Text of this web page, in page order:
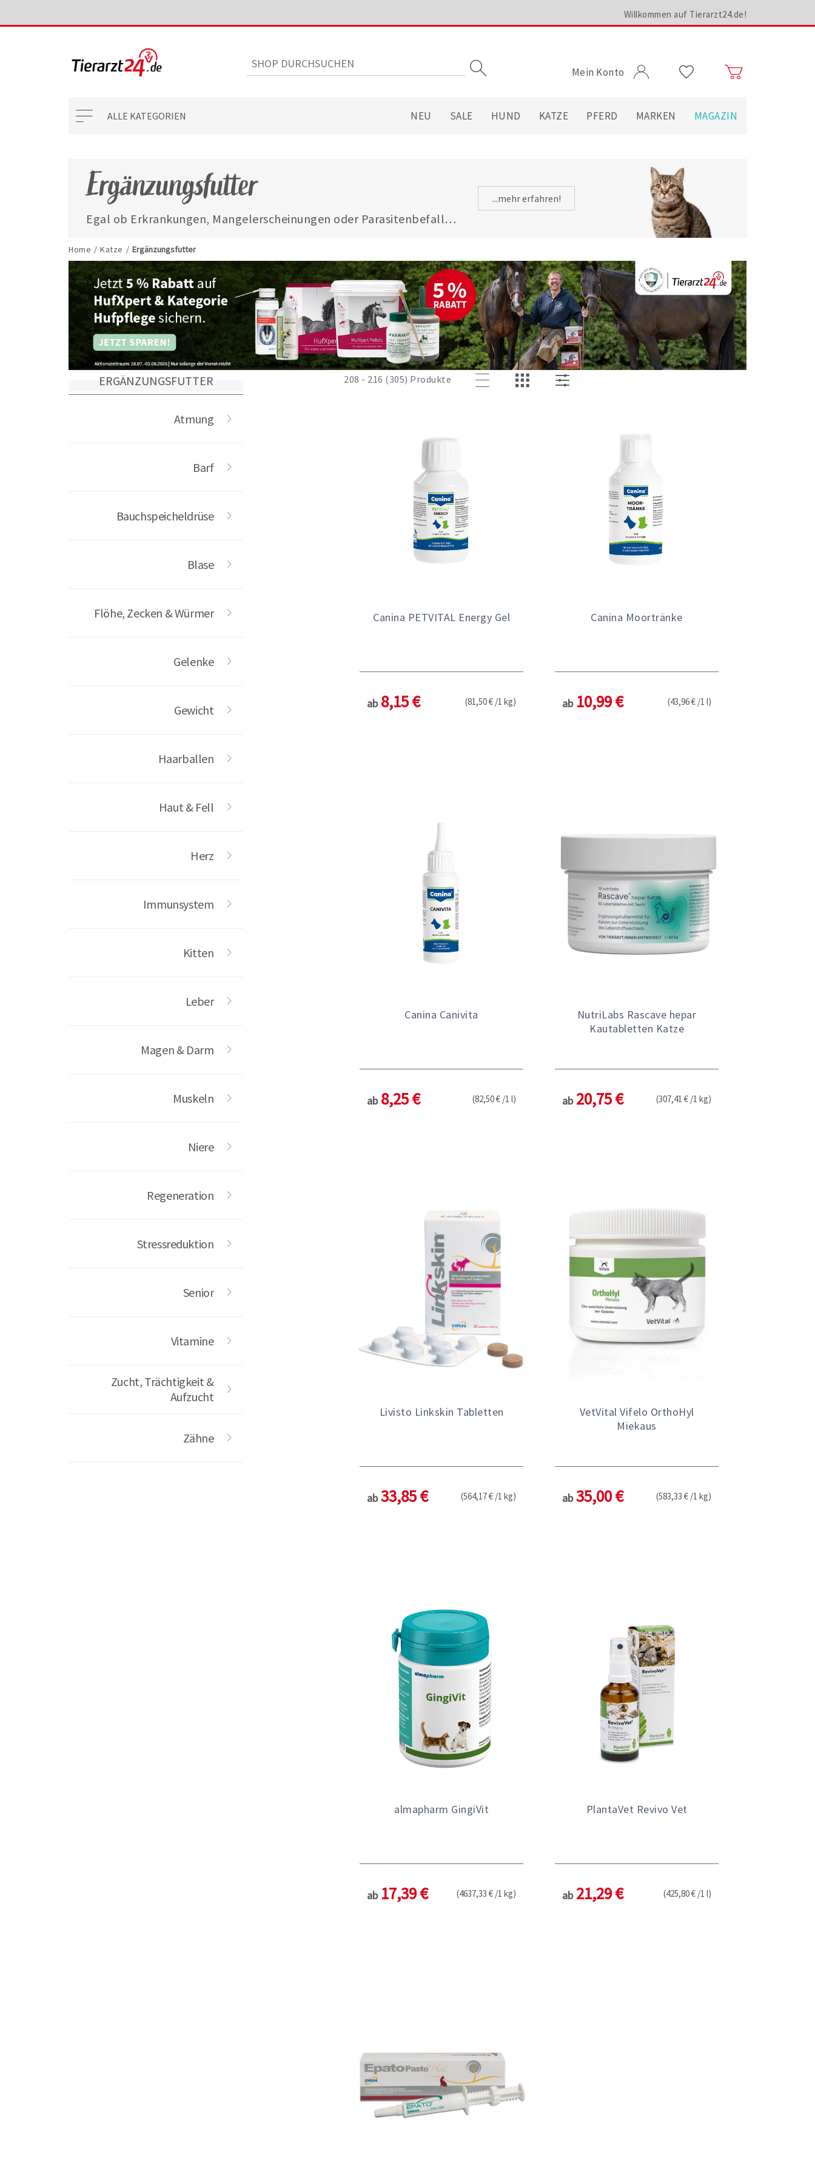
Willkommen auf Tierarzt24.de!
Mein Konto
ALLE KATEGORIEN NEU SALE HUND KATZE PFERD MARKEN MAGAZIN
Home / Katze / Ergänzungsfutter
ERGÄNZUNGSFUTTER
Atmung
Barf
Bauchspeicheldrüse
Blase
Flöhe, Zecken & Würmer
Gelenke
Gewicht
Haarballen
Haut & Fell
Herz
Immunsystem
Kitten
Leber
Magen & Darm
Muskeln
Niere
Regeneration
Stressreduktion
Senior
Vitamine
Zucht, Trächtigkeit &
Aufzucht
Zähne
Ergänzungsfutter
Egal ob Erkrankungen, Mangelerscheinungen oder Parasitenbefall -
jederzeit gut versorgt.
...mehr erfahren!
208 - 216 (305) Produkte
Canina PETVITAL Energy Gel
ab 8,15 € (81,50 € /1 kg)
Canina Moortränke
ab 10,99 € (43,96 € /1 l)
Canina Canivita
ab 8,25 € (82,50 € /1 l)
NutriLabs Rascave hepar
Kautabletten Katze
ab 20,75 € (307,41 € /1 kg)
Livisto Linkskin Tabletten
ab 33,85 € (564,17 € /1 kg)
VetVital Vifelo OrthoHyl
Miekaus
ab 35,00 € (583,33 € /1 kg)
almapharm GingiVit
ab 17,39 € (4637,33 € /1 kg)
PlantaVet Revivo Vet
ab 21,29 € (425,80 € /1 l)